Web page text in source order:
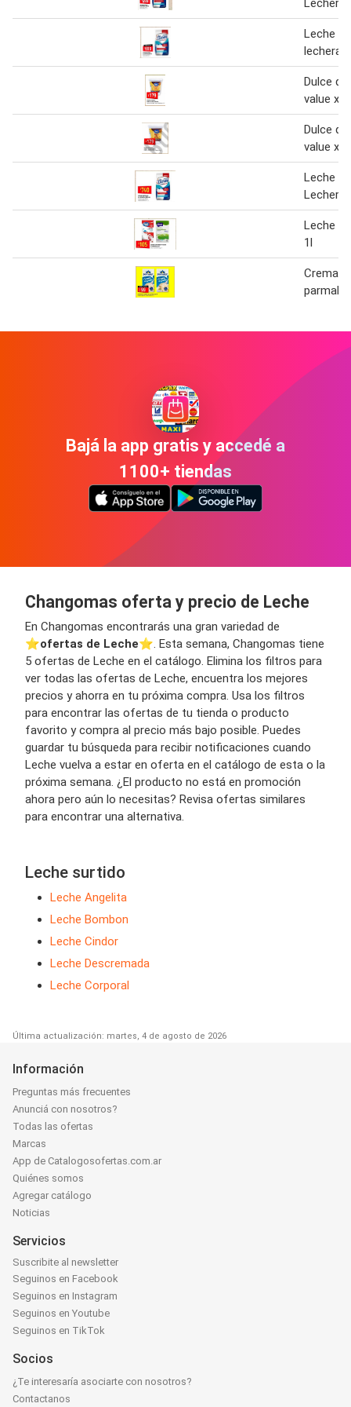
Leche
lechera
Dulce
value x
Dulce
value x
Leche
Lechera
Leche
1l
Crema
Bajá la app gratis y accedé a
1100+ tiendas
Changomas oferta y precio de Leche
En Changomas encontrarás una gran variedad de
⭐️ofertas de Leche⭐️. Esta semana, Changomas tiene
5 ofertas de Leche en el catálogo. Elimina los filtros para
ver todas las ofertas de Leche, encuentra los mejores
precios y ahorra en tu próxima compra. Usa los filtros
para encontrar las ofertas de tu tienda o producto
favorito y compra al precio más bajo posible. Puedes
guardar tu búsqueda para recibir notificaciones cuando
Leche vuelva a estar en oferta en el catálogo de esta o la
próxima semana. ¿El producto no está en promoción
ahora pero aún lo necesitas? Revisa ofertas similares
para encontrar una alternativa.
Leche surtido
Leche Angelita
Leche Bombon
Leche Cindor
Leche Descremada
Leche Corporal
Última actualización: martes, 4 de agosto de 2026
Información
Preguntas más frecuentes
Anunciá con nosotros?
Todas las ofertas
Marcas
App de Catalogosofertas.com.ar
Quiénes somos
Agregar catálogo
Noticias
Servicios
Suscribite al newsletter
Seguinos en Facebook
Seguinos en Instagram
Seguinos en Youtube
Seguinos en TikTok
Socios
¿Te interesaría asociarte con nosotros?
Contactanos